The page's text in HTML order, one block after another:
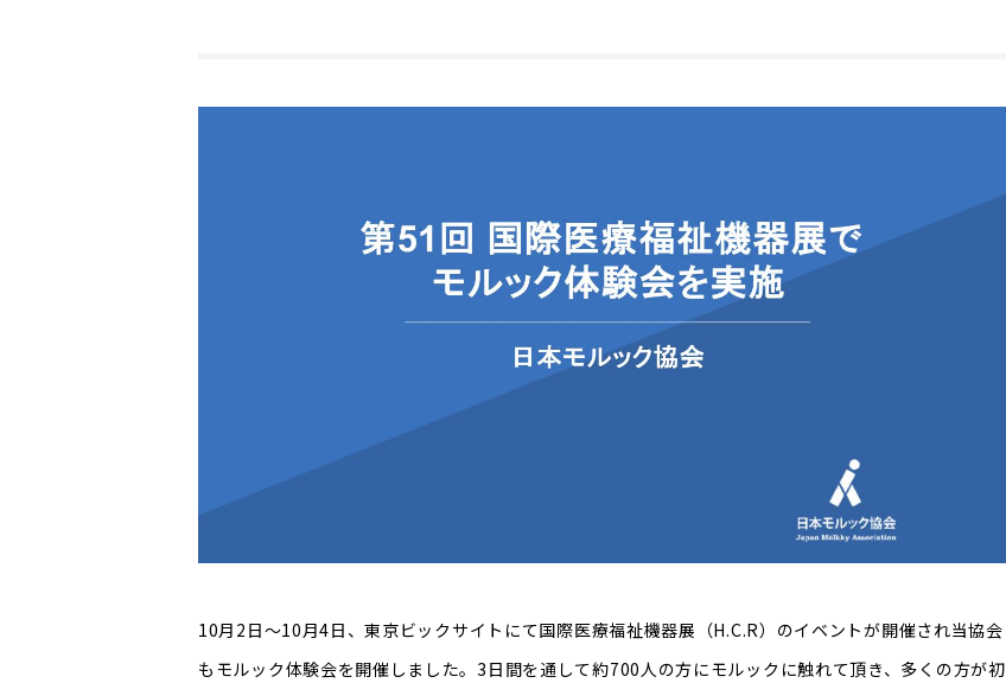
10月2日〜10月4日、東京ビックサイトにて国際医療福祉機器展（H.C.R）のイベントが開催され当協会
もモルック体験会を開催しました。3日間を通して約700人の方にモルックに触れて頂き、多くの方が初